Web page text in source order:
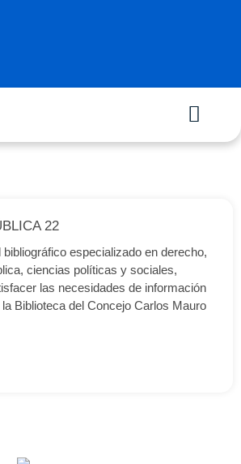
22
especializado en derecho,
ciencias políticas y sociales,
las necesidades de información
Biblioteca del Concejo Carlos Mauro